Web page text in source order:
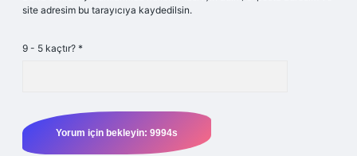
site adresim bu tarayıcıya kaydedilsin.
9 - 5 kaçtır? *